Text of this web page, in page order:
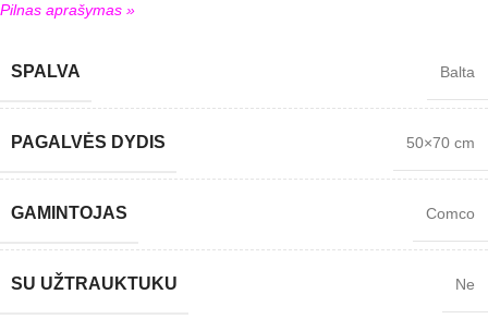
Pilnas aprašymas »
SPALVA Balta
PAGALVĖS DYDIS 50×70 cm
GAMINTOJAS Comco
SU UŽTRAUKTUKU Ne